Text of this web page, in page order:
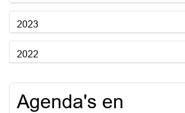
2023
2022
Agenda's en